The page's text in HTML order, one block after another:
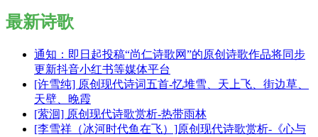
最新诗歌
通知：即日起投稿“尚仁诗歌网”的原创诗歌作品将同步
更新抖音小红书等媒体平台
[许雪纯] 原创现代诗词五首-忆堆雪、天上飞、街边草、
天壁、晚霞
[萦洄] 原创现代诗歌赏析-热带雨林
[李雪祥（冰河时代鱼在飞）]原创现代诗歌赏析-《心与